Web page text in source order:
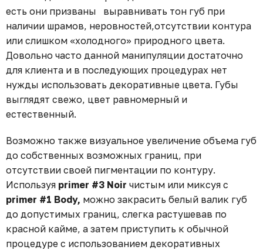
есть они призваны⠀выравнивать тон губ при
наличии шрамов, неровностей,отсутствии контура
или слишком «холодного» природного цвета.
Довольно часто данной манипуляции достаточно
для клиента и в последующих процедурах нет
нужды использовать декоративные цвета. Губы
выглядят свежо, цвет равномерный и
естественный.
Возможно также визуальное увеличение объема губ
до собственных возможных границ, при
отсутствии своей пигментации по контуру.
Используя primer #3 Noir чистым или миксуя с
primer #1 Body, можно закрасить белый валик губ
до допустимых границ, слегка растушевав по
красной кайме, а затем приступить к обычной
процедуре с использованием декоративных